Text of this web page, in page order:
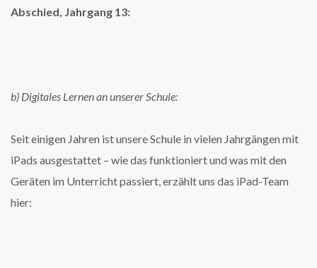
Abschied, Jahrgang 13:
b) Digitales Lernen an unserer Schule:
Seit einigen Jahren ist unsere Schule in vielen Jahrgängen mit
iPads ausgestattet – wie das funktioniert und was mit den
Geräten im Unterricht passiert, erzählt uns das iPad-Team
hier: